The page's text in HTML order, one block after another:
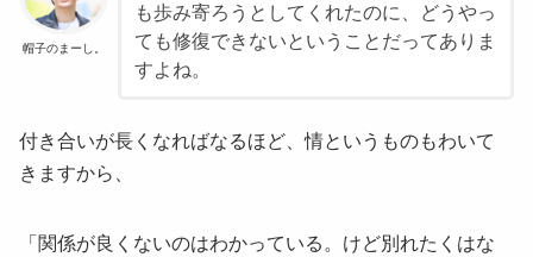
帽子のまーし。
も歩み寄ろうとしてくれたのに、どうやっ
ても修復できないということだってありま
すよね。
付き合いが長くなればなるほど、情というものもわいて
きますから、
「関係が良くないのはわかっている。けど別れたくはな